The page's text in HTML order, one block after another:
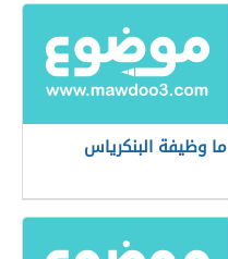
ما وظيفة البنكرياس